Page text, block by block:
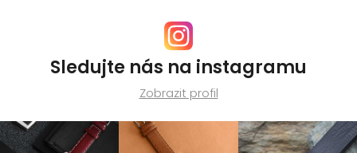
Sledujte nás na instagramu
Zobrazit profil